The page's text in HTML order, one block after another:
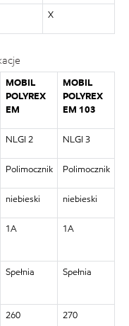
X
MOBIL
POLYREX
EM
MOBIL
POLYREX
EM 103
NLGI 2 NLGI 3
Polimocznik Polimocznik
niebieski niebieski
1A 1A
Spełnia Spełnia
260 270